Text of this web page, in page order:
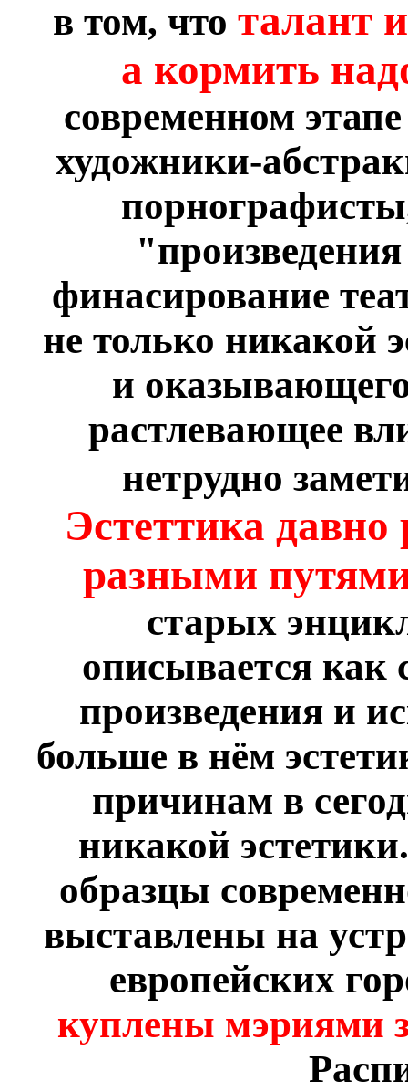
в том, что талант
а кормить
современном
художники-
финасирование
не только никакой
и
растлевающее
нетрудно
Эстеттика
разными
старых
описывается как
произведения и
больше в нём
причинам в
никакой
образцы
выставлены на
европейских
куплены мэриями